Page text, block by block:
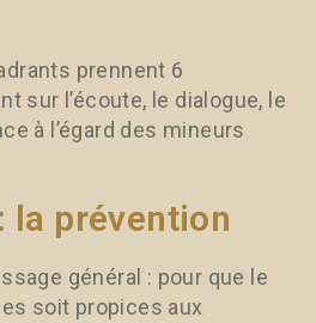
prennent 6
sur l’écoute, le dialogue, le
à l’égard des mineurs
la prévention
général : pour que le
soit propices aux